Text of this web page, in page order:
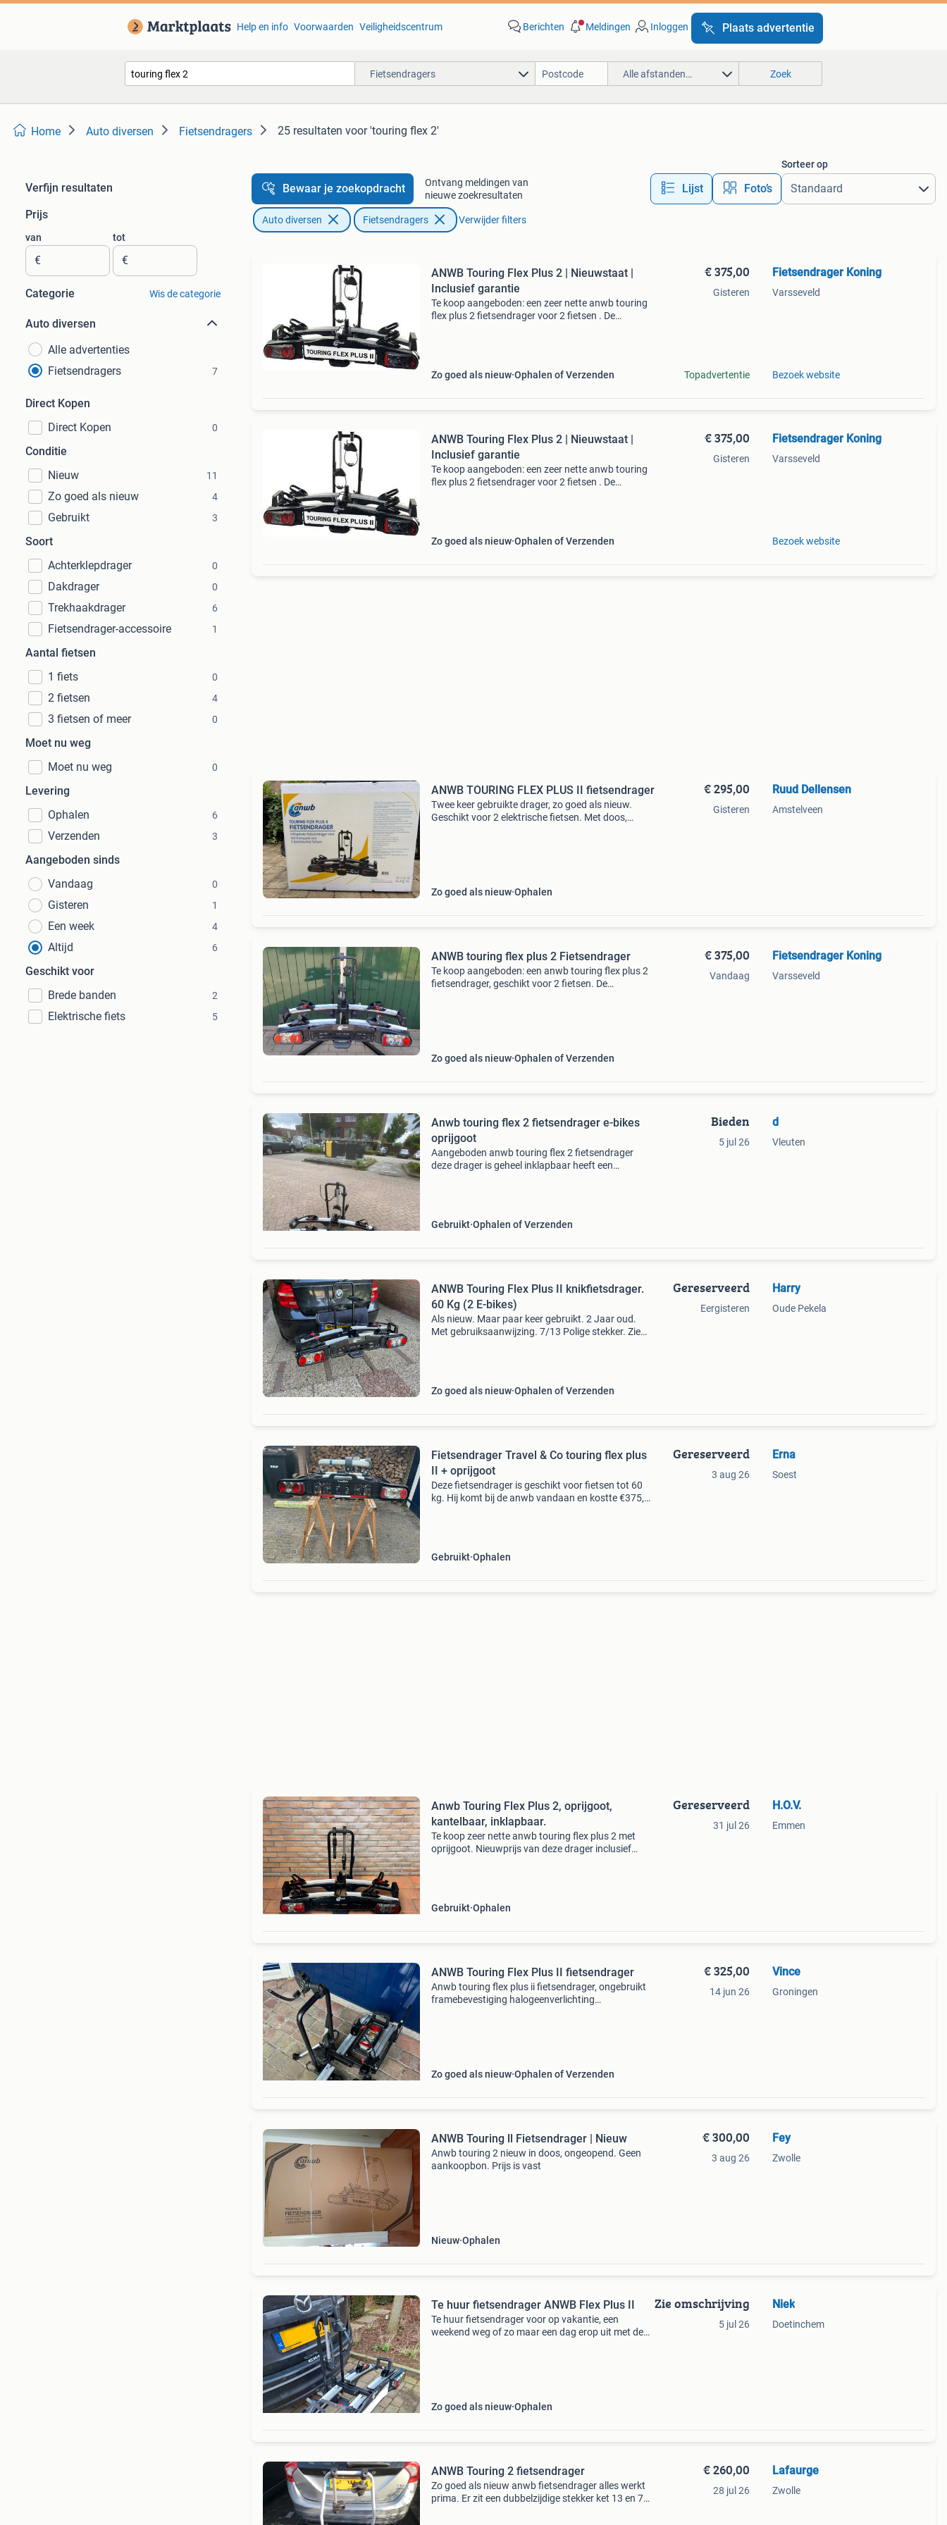
Help en info Voorwaarden Veiligheidscentrum Berichten Meldingen Inloggen Plaats advertentie
Fietsendragers Alle afstanden… Zoek
Home Auto diversen Fietsendragers 25 resultaten voor 'touring flex 2'
Verfijn resultaten
Prijs
van
€
tot
€
Categorie Wis de categorie
Auto diversen
Alle advertenties
Fietsendragers
7
Direct Kopen
Direct Kopen
0
Conditie
Nieuw
11
Zo goed als nieuw 4
Gebruikt 3
Soort
Achterklepdrager
0
Dakdrager 0
Trekhaakdrager 6
Fietsendrager-accessoire 1
Aantal fietsen
1 fiets
0
2 fietsen 4
3 fietsen of meer 0
Moet nu weg
Moet nu weg
0
Levering
Ophalen
6
Verzenden 3
Aangeboden sinds
Vandaag
0
Gisteren 1
Een week 4
Altijd 6
Geschikt voor
Brede banden
2
Elektrische fiets 5
Bewaar je zoekopdracht
Ontvang meldingen van
nieuwe zoekresultaten
Lijst Foto’s
Sorteer op
Auto diversen Fietsendragers Verwijder filters
ANWB Touring Flex Plus 2 | Nieuwstaat |
Inclusief garantie
Te koop aangeboden: een zeer nette anwb touring
flex plus 2 fietsendrager voor 2 fietsen . De
Zo goed als nieuw Ophalen of Verzenden
€ 375,00
Gisteren
Topadvertentie
Fietsendrager Koning
Varsseveld
Bezoek website
ANWB Touring Flex Plus 2 | Nieuwstaat |
Inclusief garantie
Te koop aangeboden: een zeer nette anwb touring
flex plus 2 fietsendrager voor 2 fietsen . De
Zo goed als nieuw Ophalen of Verzenden
€ 375,00
Gisteren
Fietsendrager Koning
Varsseveld
Bezoek website
ANWB TOURING FLEX PLUS II fietsendrager
Twee keer gebruikte drager, zo goed als nieuw.
Geschikt voor 2 elektrische fietsen. Met doos,
Zo goed als nieuw Ophalen
€ 295,00
Gisteren
Ruud Dellensen
Amstelveen
ANWB touring flex plus 2 Fietsendrager
Te koop aangeboden: een anwb touring flex plus 2
fietsendrager, geschikt voor 2 fietsen. De
Zo goed als nieuw Ophalen of Verzenden
€ 375,00
Vandaag
Fietsendrager Koning
Varsseveld
Anwb touring flex 2 fietsendrager e-bikes
oprijgoot
Aangeboden anwb touring flex 2 fietsendrager
deze drager is geheel inklapbaar heeft een
Gebruikt Ophalen of Verzenden
Bieden
5 jul 26
d
Vleuten
ANWB Touring Flex Plus II knikfietsdrager.
60 Kg (2 E-bikes)
Als nieuw. Maar paar keer gebruikt. 2 Jaar oud.
Met gebruiksaanwijzing. 7/13 Polige stekker. Zie
Zo goed als nieuw Ophalen of Verzenden
Gereserveerd
Eergisteren
Harry
Oude Pekela
Fietsendrager Travel & Co touring flex plus
II + oprijgoot
Deze fietsendrager is geschikt voor fietsen tot 60
kg. Hij komt bij de anwb vandaan en kostte €375,—.
Gebruikt Ophalen
Gereserveerd
3 aug 26
Erna
Soest
Anwb Touring Flex Plus 2, oprijgoot,
kantelbaar, inklapbaar.
Te koop zeer nette anwb touring flex plus 2 met
oprijgoot. Nieuwprijs van deze drager inclusief
Gebruikt Ophalen
Gereserveerd
31 jul 26
H.O.V.
Emmen
ANWB Touring Flex Plus II fietsendrager
Anwb touring flex plus ii fietsendrager, ongebruikt
framebevestiging halogeenverlichting
Zo goed als nieuw Ophalen of Verzenden
€ 325,00
14 jun 26
Vince
Groningen
ANWB Touring ll Fietsendrager | Nieuw
Anwb touring 2 nieuw in doos, ongeopend. Geen
aankoopbon. Prijs is vast
Nieuw Ophalen
€ 300,00
3 aug 26
Fey
Zwolle
Te huur fietsendrager ANWB Flex Plus II
Te huur fietsendrager voor op vakantie, een
weekend weg of zo maar een dag erop uit met de
Zo goed als nieuw Ophalen
Zie omschrijving
5 jul 26
Niek
Doetinchem
ANWB Touring 2 fietsendrager
Zo goed als nieuw anwb fietsendrager alles werkt
prima. Er zit een dubbelzijdige stekker ket 13 en 7
€ 260,00
28 jul 26
Lafaurge
Zwolle